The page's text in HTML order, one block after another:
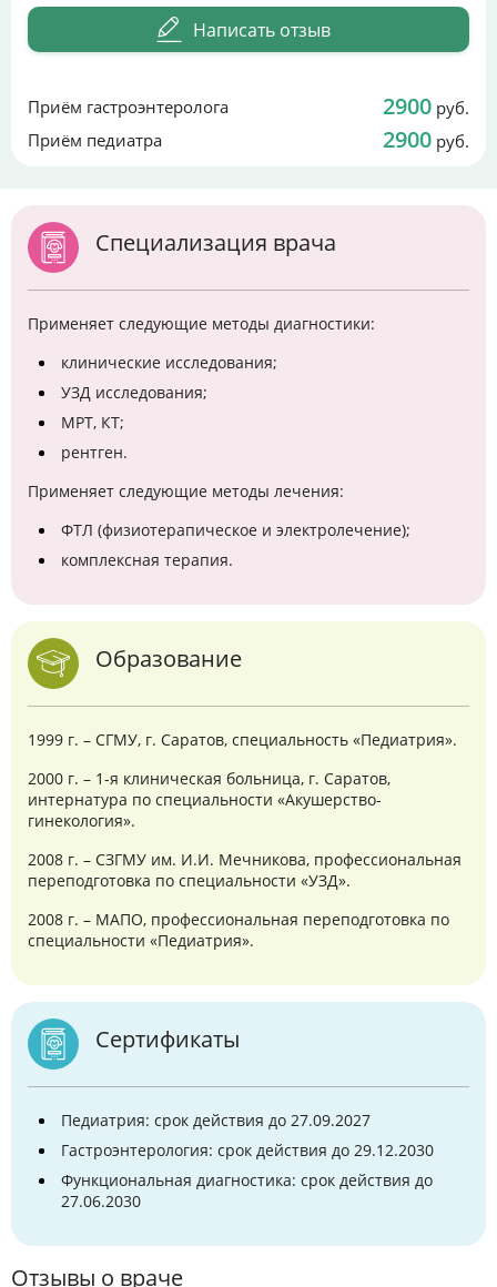
Написать отзыв
Приём гастроэнтеролога 2900 руб.
Приём педиатра
2900 руб.
Специализация врача
Применяет следующие методы диагностики:
клинические исследования;
УЗД исследования;
МРТ, КТ;
рентген.
Применяет следующие методы лечения:
ФТЛ (физиотерапическое и электролечение);
комплексная терапия.
Образование
1999 г. – СГМУ, г. Саратов, специальность «Педиатрия».
2000 г. – 1-я клиническая больница, г. Саратов,
интернатура по специальности «Акушерство-
гинекология».
2008 г. – СЗГМУ им. И.И. Мечникова, профессиональная
переподготовка по специальности «УЗД».
2008 г. – МАПО, профессиональная переподготовка по
специальности «Педиатрия».
Сертификаты
Педиатрия: срок действия до 27.09.2027
Гастроэнтерология: срок действия до 29.12.2030
Функциональная диагностика: срок действия до
27.06.2030
Отзывы о враче